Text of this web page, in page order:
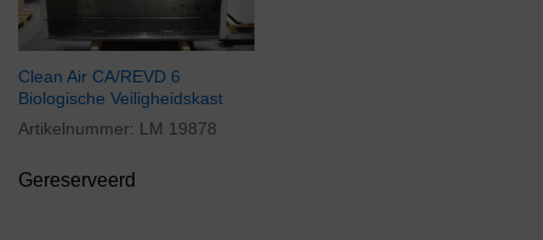
Clean Air CA/REVD 6
Biologische Veiligheidskast
Artikelnummer: LM 19878
Gereserveerd